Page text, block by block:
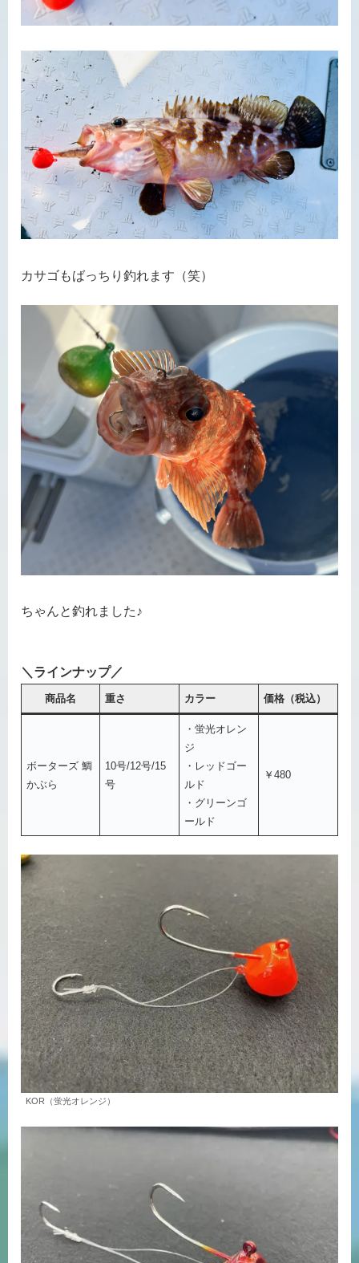
カサゴもばっちり釣れます（笑）
ちゃんと釣れました♪
＼ラインナップ／
商品名 重さ カラー 価格（税込）
ボーターズ 鯛
かぶら
10号/12号/15
号
・蛍光オレン
ジ
・レッドゴー
ルド
・グリーンゴ
ールド
￥480
KOR（蛍光オレンジ）